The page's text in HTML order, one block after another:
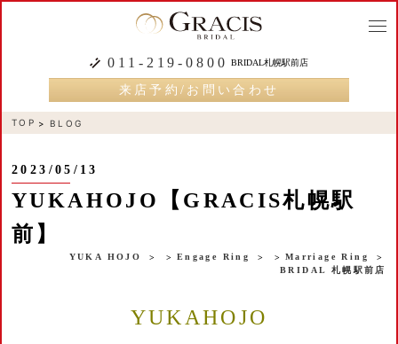
011-219-0800 BRIDAL札幌駅前店
来店予約/お問い合わせ
TOP BLOG
2023/05/13
YUKAHOJO【GRACIS札幌駅
前】
YUKA HOJO Engage Ring
Marriage Ring
BRIDAL 札幌駅前店
YUKAHOJO